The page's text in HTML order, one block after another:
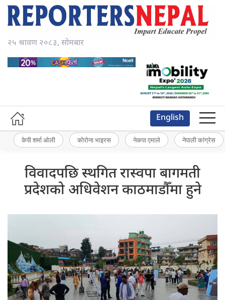
२५ श्रावण २०८३, सोमबार
English
केपी शर्मा ओली कोरोना भाइरस नेकपा एमाले नेपाली कांग्रेस
विवादपछि स्थगित रास्वपा बागमती
प्रदेशको अधिवेशन काठमाडौँमा हुने